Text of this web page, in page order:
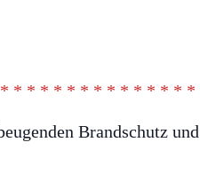
* * * * * * * * * * * * * *
Brandschutz